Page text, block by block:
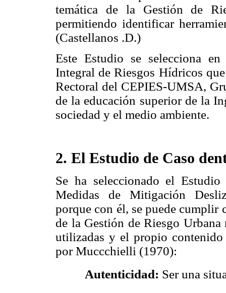
temática de la Gestión de
permitiendo identificar
(Castellanos .D.)
Este Estudio se selecciona
Integral de Riesgos Hídricos
Rectoral del CEPIES-UMSA,
de la educación superior de la
sociedad y el medio ambiente.
2. El Estudio de Caso
Se ha seleccionado el
Medidas de Mitigación
porque con él, se puede cumplir
de la Gestión de Riesgo
utilizadas y el propio contenido
por Muccchielli (1970):
Autenticidad: Ser una